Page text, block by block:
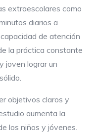
extraescolares como
diarios a
de atención
la práctica constante
joven lograr un
objetivos claros y
aumenta la
los niños y jóvenes.